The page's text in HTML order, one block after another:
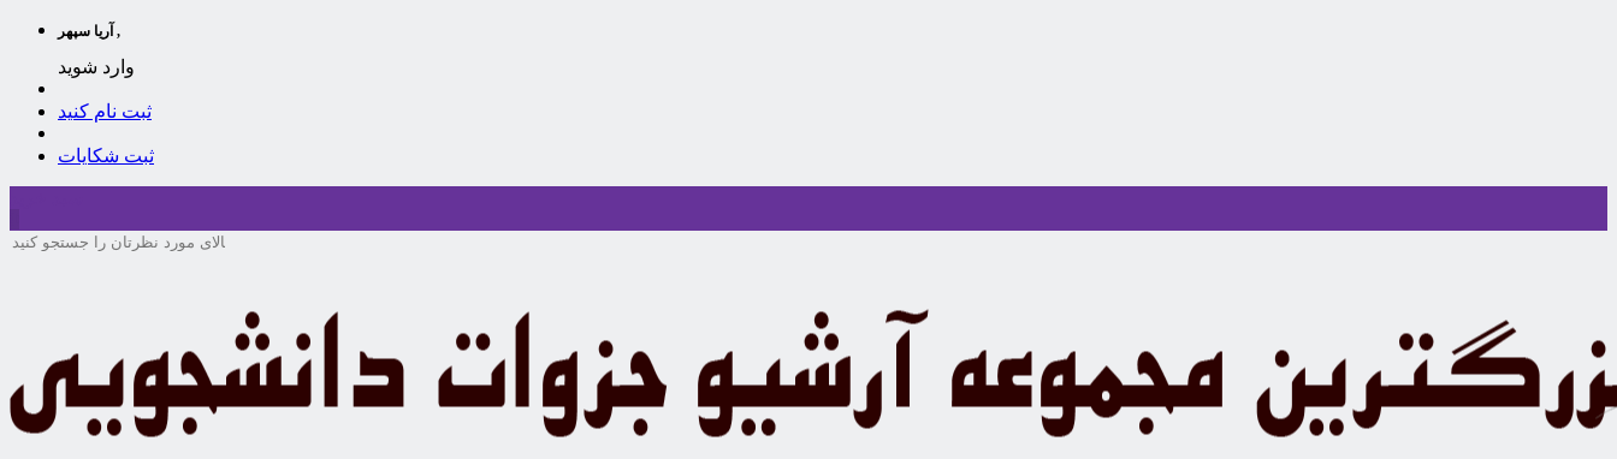
آریا سپهر ,
وارد شوید
ثبت نام کنید
ثبت شکایات